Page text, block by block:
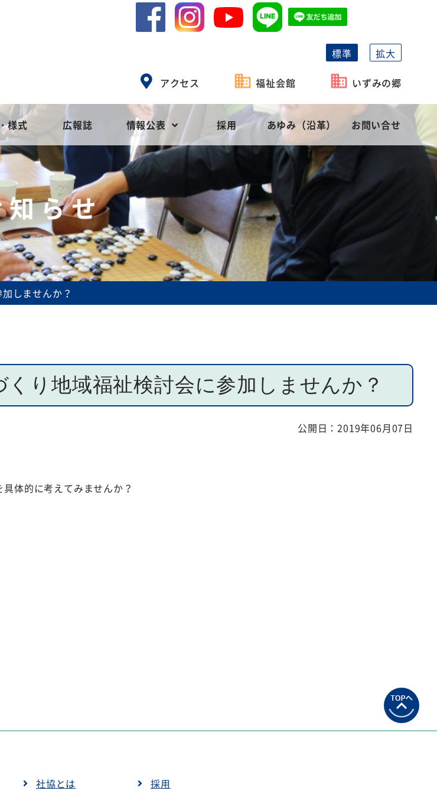
標準 拡大
アクセス 福祉会館 いずみの郷
福祉協議会のめざすもの 社会福祉協議会の機能 長泉町社会福祉協議会の概要
地域福祉活動計画
高齢者福祉 障がい者福祉 相談・貸付
ご寄付・募金
様式 広報誌 情報公表
地域福祉活動計画 予算
情解決窓口設置事業 役員等名簿 社会福祉充実計画
採用 あゆみ（沿革） お問い合せ
知らせ
しませんか？
り地域福祉検討会に参加しませんか？
公開日：2019年06月07日
体的に考えてみませんか？
社協とは 採用